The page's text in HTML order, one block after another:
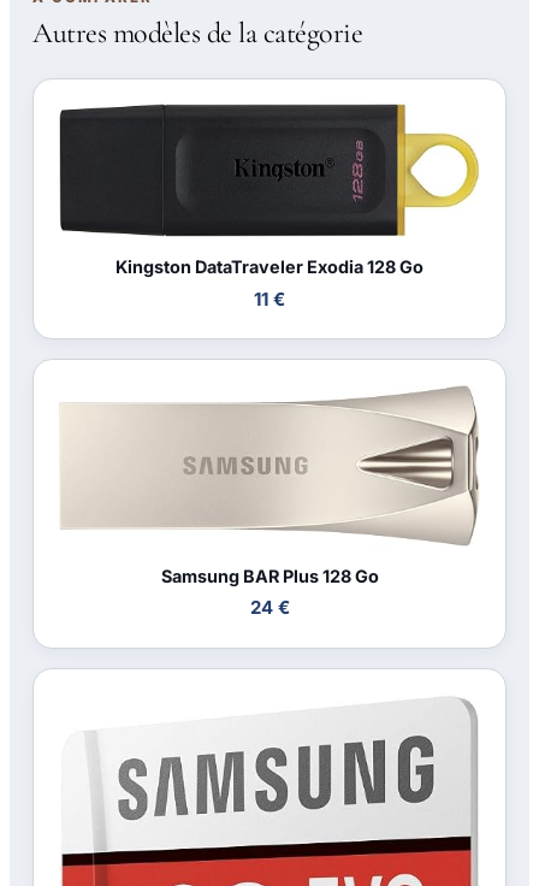
Autres modèles de la catégorie
Kingston DataTraveler Exodia 128 Go
11 €
Samsung BAR Plus 128 Go
24 €